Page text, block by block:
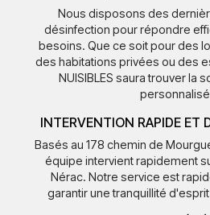
Nous disposons des
désinfection pour répondre
besoins. Que ce soit pour des
des habitations privées ou des
NUISIBLES saura trouver la
INTERVENTION RAPIDE ET
Basés au 178 chemin de
équipe intervient rapidement
Nérac. Notre service est
garantir une tranquillité